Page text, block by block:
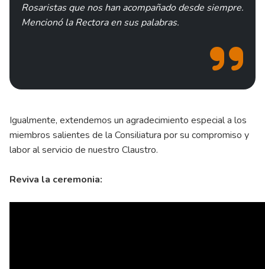
Rosaristas que nos han acompañado desde siempre.
Mencionó la Rectora en sus palabras.
Igualmente, extendemos un agradecimiento especial a los
miembros salientes de la Consiliatura por su compromiso y
labor al servicio de nuestro Claustro.
Reviva la ceremonia: